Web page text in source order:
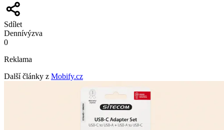
Sdílet
Dennívýzva
0
Reklama
Další články z Mobify.cz